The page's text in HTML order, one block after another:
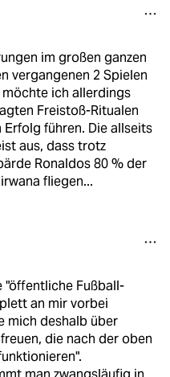
im großen ganzen
vergangenen 2 Spielen
ich allerdings
Freistoß-Ritualen
führen. Die allseits
aus, dass trotz
Ronaldos 80 % der
fliegen...
Fußball-
an mir vorbei
mich deshalb über
die nach der oben